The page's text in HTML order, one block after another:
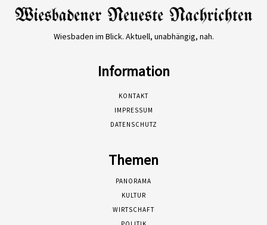
Wiesbaden im Blick. Aktuell, unabhängig, nah.
Information
KONTAKT
IMPRESSUM
DATENSCHUTZ
Themen
PANORAMA
KULTUR
WIRTSCHAFT